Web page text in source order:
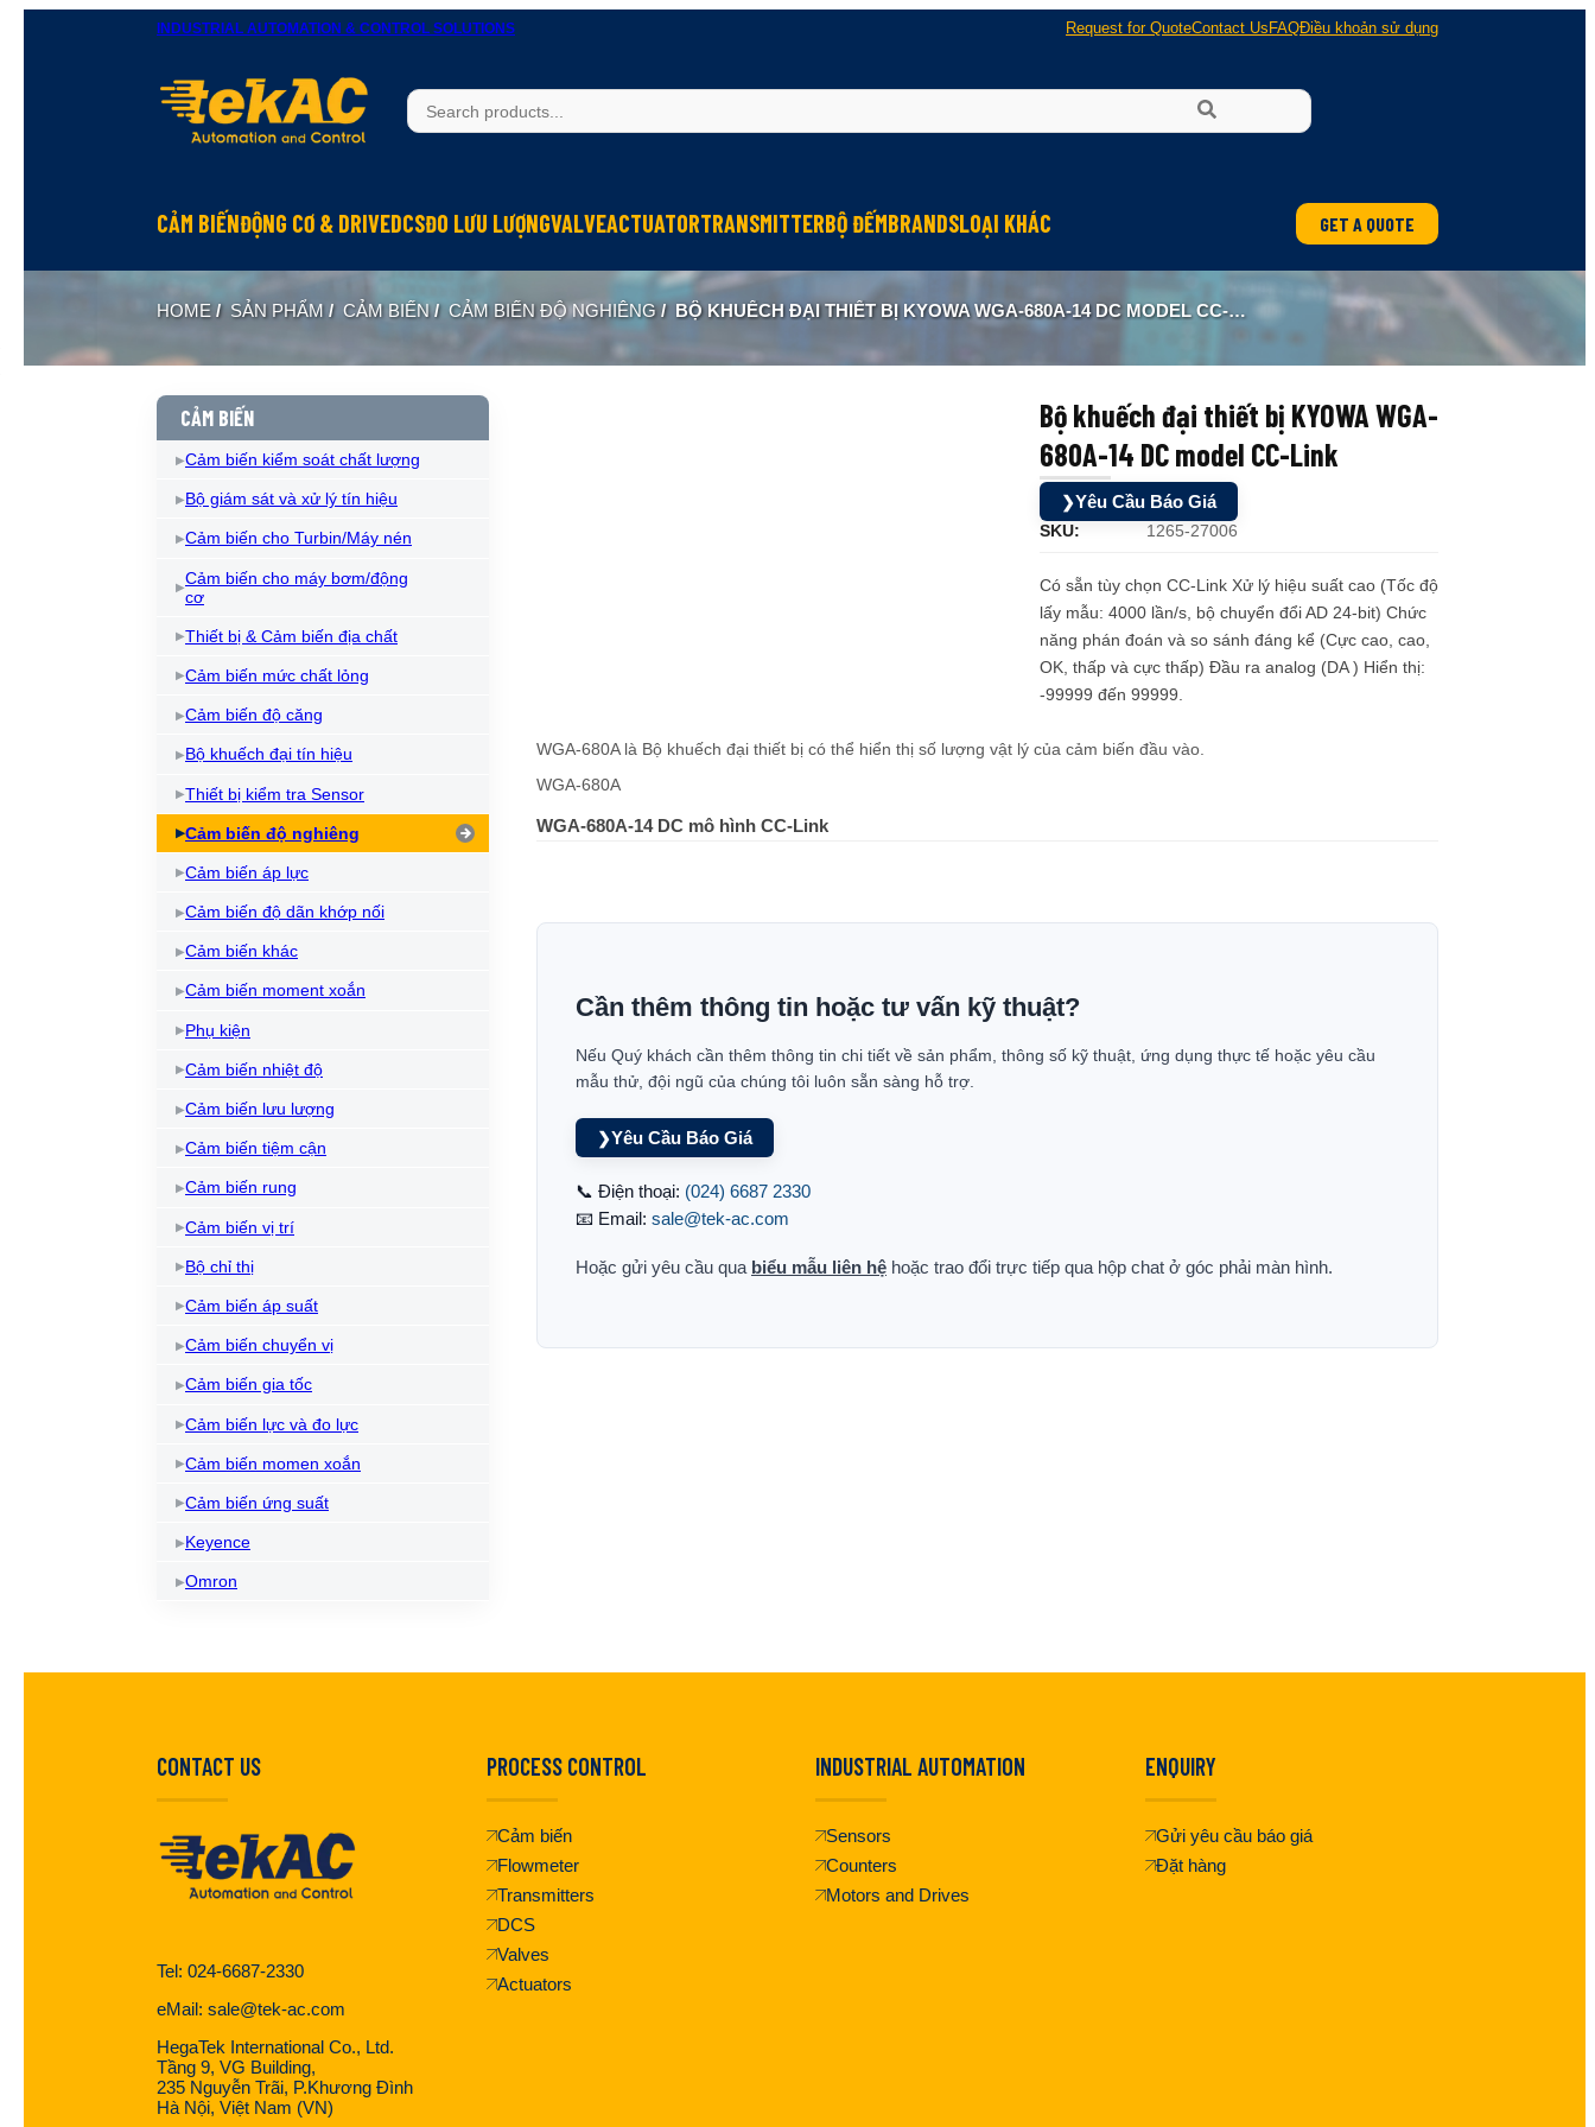
INDUSTRIAL AUTOMATION & CONTROL SOLUTIONS Request for QuoteContact Us FAQĐiều khoản sử dụng
CẢM BIẾNĐỘNG CƠ & DRIVEDCSĐO LƯU LƯỢNGVALVEACTUATORTRANSMITTERBỘ ĐẾMBRANDS
Oriental Motor
KGN
LOẠI KHÁC
Đèn phòng nổ
GET A QUOTE
HOME / SẢN PHẨM / CẢM BIẾN / CẢM BIẾN ĐỘ NGHIÊNG / BỘ KHUẾCH ĐẠI THIẾT BỊ KYOWA WGA-680A-14 DC MODEL CC-LINK
CẢM BIẾN
Cảm biến kiểm soát chất lượng
Bộ giám sát và xử lý tín hiệu
Cảm biến cho Turbin/Máy nén
Cảm biến cho máy bơm/động
cơ
Thiết bị & Cảm biến địa chất
Cảm biến mức chất lỏng
Cảm biến độ căng
Bộ khuếch đại tín hiệu
Thiết bị kiểm tra Sensor
Cảm biến độ nghiêng
Cảm biến áp lực
Cảm biến độ dãn khớp nối
Cảm biến khác
Cảm biến moment xoắn
Phụ kiện
Cảm biến nhiệt độ
Cảm biến lưu lượng
Cảm biến tiệm cận
Cảm biến rung
Cảm biến vị trí
Bộ chỉ thị
Cảm biến áp suất
Cảm biến chuyển vị
Cảm biến gia tốc
Cảm biến lực và đo lực
Cảm biến momen xoắn
Cảm biến ứng suất
Keyence
Omron
Bộ khuếch đại thiết bị KYOWA WGA-
680A-14 DC model CC-Link
❯Yêu Cầu Báo Giá
SKU: 1265-27006
Có sẵn tùy chọn CC-Link Xử lý hiệu suất cao (Tốc độ
lấy mẫu: 4000 lần/s, bộ chuyển đổi AD 24-bit) Chức
năng phán đoán và so sánh đáng kể (Cực cao, cao,
OK, thấp và cực thấp) Đầu ra analog (DA ) Hiển thị:
-99999 đến 99999.
WGA-680A là Bộ khuếch đại thiết bị có thể hiển thị số lượng vật lý của cảm biến đầu vào.
WGA-680A
WGA-680A-14 DC mô hình CC-Link
Cần thêm thông tin hoặc tư vấn kỹ thuật?
Nếu Quý khách cần thêm thông tin chi tiết về sản phẩm, thông số kỹ thuật, ứng dụng thực tế hoặc yêu cầu
mẫu thử, đội ngũ của chúng tôi luôn sẵn sàng hỗ trợ.
❯Yêu Cầu Báo Giá
📞 Điện thoại: (024) 6687 2330
📧 Email: sale@tek-ac.com
Hoặc gửi yêu cầu qua biểu mẫu liên hệ hoặc trao đổi trực tiếp qua hộp chat ở góc phải màn hình.
CONTACT US
Tel: 024-6687-2330
eMail: sale@tek-ac.com
HegaTek International Co., Ltd.
Tầng 9, VG Building,
235 Nguyễn Trãi, P.Khương Đình
Hà Nội, Việt Nam (VN)
PROCESS CONTROL
Cảm biến
Flowmeter
Transmitters
DCS
Valves
Actuators
INDUSTRIAL AUTOMATION
Sensors
Counters
Motors and Drives
ENQUIRY
Gửi yêu cầu báo giá
Đặt hàng